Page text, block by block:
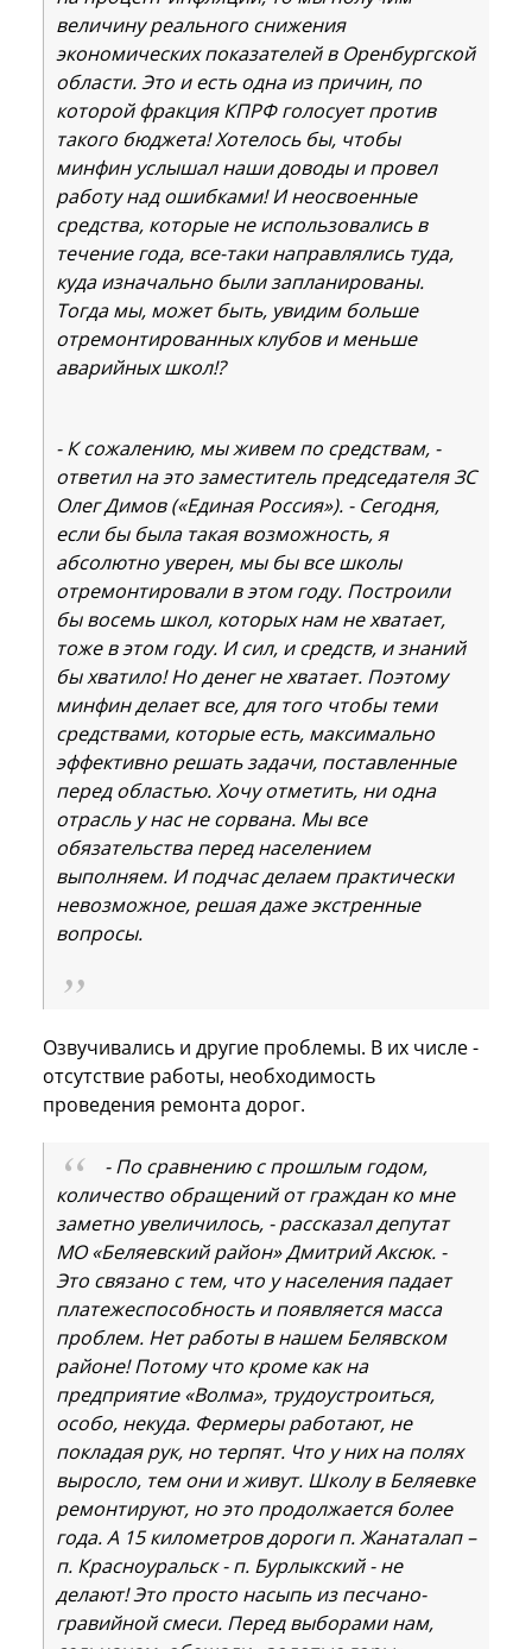
величину реального снижения
экономических показателей в Оренбургской
области. Это и есть одна из причин, по
которой фракция КПРФ голосует против
такого бюджета! Хотелось бы, чтобы
минфин услышал наши доводы и провел
работу над ошибками! И неосвоенные
средства, которые не использовались в
течение года, все-таки направлялись туда,
куда изначально были запланированы.
Тогда мы, может быть, увидим больше
отремонтированных клубов и меньше
аварийных школ!?
- К сожалению, мы живем по средствам, -
ответил на это заместитель председателя ЗС
Олег Димов («Единая Россия»). - Сегодня,
если бы была такая возможность, я
абсолютно уверен, мы бы все школы
отремонтировали в этом году. Построили
бы восемь школ, которых нам не хватает,
тоже в этом году. И сил, и средств, и знаний
бы хватило! Но денег не хватает. Поэтому
минфин делает все, для того чтобы теми
средствами, которые есть, максимально
эффективно решать задачи, поставленные
перед областью. Хочу отметить, ни одна
отрасль у нас не сорвана. Мы все
обязательства перед населением
выполняем. И подчас делаем практически
невозможное, решая даже экстренные
вопросы.
Озвучивались и другие проблемы. В их числе -
отсутствие работы, необходимость
проведения ремонта дорог.
- По сравнению с прошлым годом,
количество обращений от граждан ко мне
заметно увеличилось, - рассказал депутат
МО «Беляевский район» Дмитрий Аксюк. -
Это связано с тем, что у населения падает
платежеспособность и появляется масса
проблем. Нет работы в нашем Белявском
районе! Потому что кроме как на
предприятие «Волма», трудоустроиться,
особо, некуда. Фермеры работают, не
покладая рук, но терпят. Что у них на полях
выросло, тем они и живут. Школу в Беляевке
ремонтируют, но это продолжается более
года. А 15 километров дороги п. Жанаталап –
п. Красноуральск - п. Бурлыкский - не
делают! Это просто насыпь из песчано-
гравийной смеси. Перед выборами нам,